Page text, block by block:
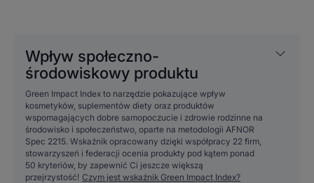
Smak owoców leśnych i dobra zabawa sprawiają, że
dzieci już od 3 roku życia zechcą myć zęby dłużej!
Zaleta
Pasta ELGYDIUM Timer informuje dzieci, kiedy
nadszedł czas na płukanie.
Wpływ społeczno-
środowiskowy produktu
Green Impact Index to narzędzie pokazujące wpływ
kosmetyków, suplementów diety oraz produktów
wspomagających dobre samopoczucie i zdrowie rodzinne na
środowisko i społeczeństwo, oparte na metodologii AFNOR
Spec 2215. Wskaźnik opracowany dzięki współpracy 22 firm,
stowarzyszeń i federacji ocenia produkty pod kątem ponad
50 kryteriów, by zapewnić Ci jeszcze większą
przejrzystość! Czym jest wskaźnik Green Impact Index?